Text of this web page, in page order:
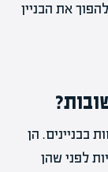
את הבניין
בבניינים. הן
לפני שהן